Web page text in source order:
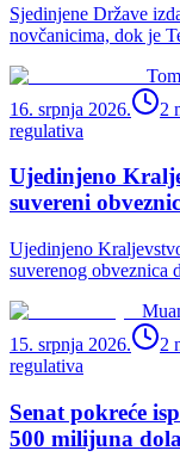
Sjedinjene Države
novčanicima, dok je
16. srpnja 2026.
2
regulativa
Ujedinjeno
suvereni
Ujedinjeno
suverenog
15. srpnja 2026.
2
regulativa
Senat pokreće
500 milijuna